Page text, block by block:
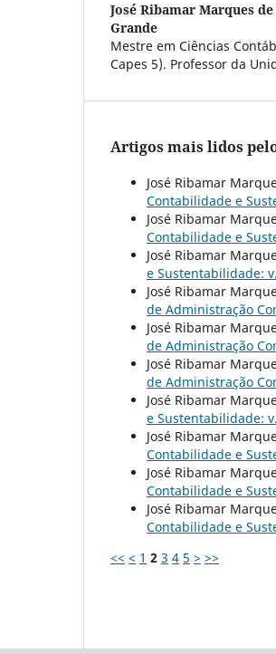
José Ribamar Marques
Grande
Mestre em Ciências
Capes 5). Professor da
Artigos mais lidos
José Ribamar
Contabilidade e
José Ribamar
Contabilidade e
José Ribamar
e Sustentabilidade:
José Ribamar
de Administração
José Ribamar
de Administração
José Ribamar
de Administração
José Ribamar
e Sustentabilidade:
José Ribamar
Contabilidade e
José Ribamar
Contabilidade e
José Ribamar
Contabilidade e
<< < 1 2 3 4 5 > >>